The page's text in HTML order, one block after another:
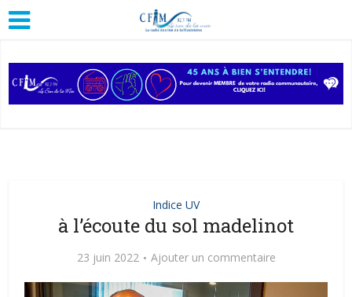
Indice UV
à l’écoute du sol madelinot
23 juin 2022 Ajouter un commentaire